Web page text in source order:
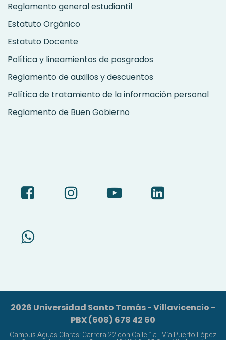
Reglamento general estudiantil
Estatuto Orgánico
Estatuto Docente
Política y lineamientos de posgrados
Reglamento de auxilios y descuentos
Política de tratamiento de la información personal
Reglamento de Buen Gobierno
2026 Universidad Santo Tomás - Villavicencio -
PBX (608) 678 42 60
Campus Aguas Claras: Carrera 22 con Calle 1a - Vía Puerto López